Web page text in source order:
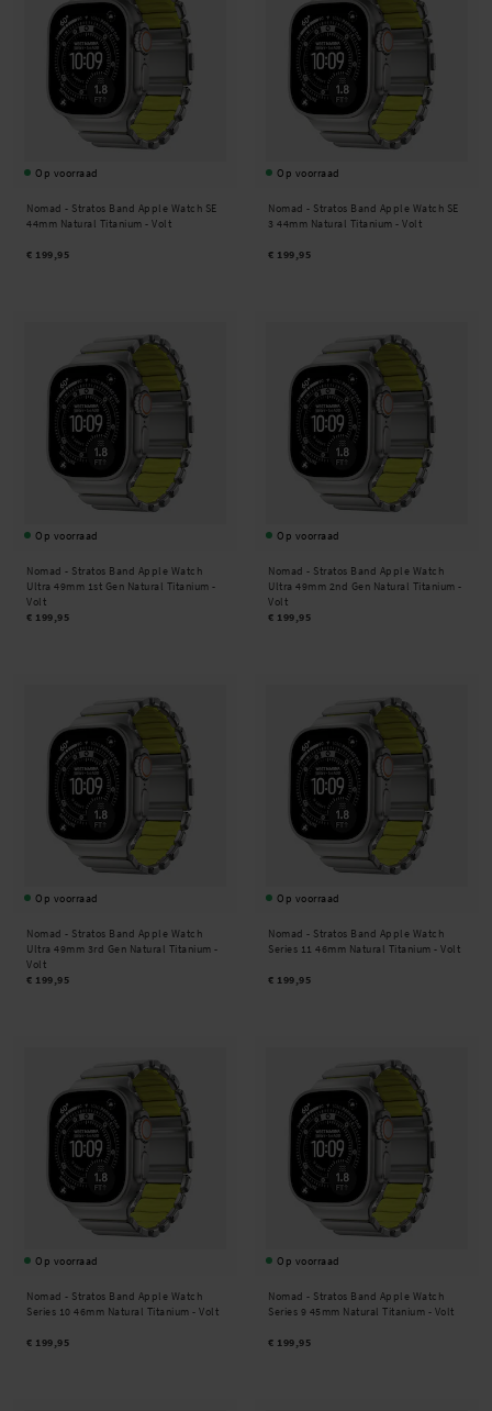
Op voorraad
Nomad - Stratos Band Apple Watch SE
44mm Natural Titanium - Volt
€ 199,95
Op voorraad
Nomad - Stratos Band Apple Watch SE
3 44mm Natural Titanium - Volt
€ 199,95
Op voorraad
Nomad - Stratos Band Apple Watch
Ultra 49mm 1st Gen Natural Titanium -
Volt
€ 199,95
Op voorraad
Nomad - Stratos Band Apple Watch
Ultra 49mm 2nd Gen Natural Titanium -
Volt
€ 199,95
Op voorraad
Nomad - Stratos Band Apple Watch
Ultra 49mm 3rd Gen Natural Titanium -
Volt
€ 199,95
Op voorraad
Nomad - Stratos Band Apple Watch
Series 11 46mm Natural Titanium - Volt
€ 199,95
Op voorraad
Nomad - Stratos Band Apple Watch
Series 10 46mm Natural Titanium - Volt
€ 199,95
Op voorraad
Nomad - Stratos Band Apple Watch
Series 9 45mm Natural Titanium - Volt
€ 199,95